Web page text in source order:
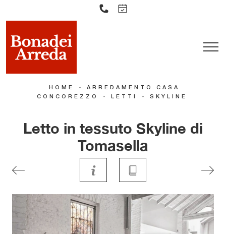
HOME -
ARREDAMENTO CASA
CONCOREZZO
- LETTI - SKYLINE
Letto in tessuto Skyline di
Tomasella